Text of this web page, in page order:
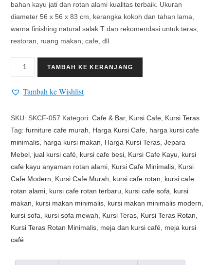
bahan kayu jati dan rotan alami kualitas terbaik. Ukuran
diameter 56 x 56 x 83 cm, kerangka kokoh dan tahan lama,
warna finishing natural salak T dan rekomendasi untuk teras,
restoran, ruang makan, cafe, dll.
TAMBAH KE KERANJANG
Tambah ke Wishlist
SKU: SKCF-057 Kategori:Cafe & Bar, Kursi Cafe Kursi Teras
Tag:furniture cafe murah Harga Kursi Cafe harga kursi cafe
minimalis harga kursi makan Harga Kursi Teras ,Jepara
Mebel jual kursi café kursi cafe besi Kursi Cafe Kayu
kursi
cafe kayu anyaman rotan alami Kursi Cafe Minimalis Kursi
Cafe Modern
Kursi Cafe Murah kursi cafe rotan
kursi cafe
rotan alami kursi cafe rotan terbaru kursi cafe sofa
kursi
makan
kursi makan minimalis kursi makan minimalis modern
kursi sofa
kursi sofa mewah Kursi Teras Kursi Teras Rotan
Kursi Teras Rotan Minimalis meja dan kursi café meja kursi
café